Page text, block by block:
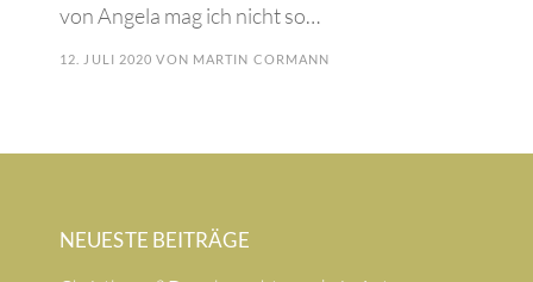
von Angela mag ich nicht so…
12. JULI 2020 VON MARTIN CORMANN
NEUESTE BEITRÄGE